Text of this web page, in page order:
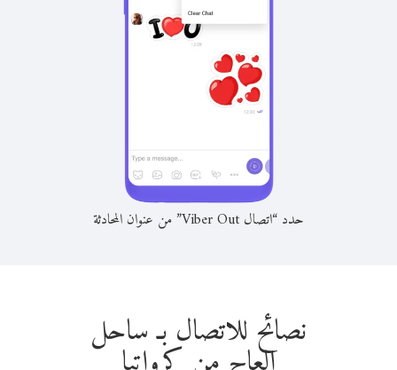
حدد “اتصال Viber Out” من عنوان المحادثة
نصائح للاتصال بـ ساحل